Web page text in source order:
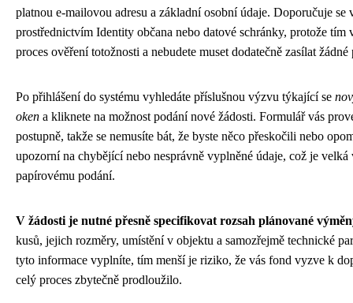
platnou e-mailovou adresu a základní osobní údaje. Doporučuje se
prostřednictvím Identity občana nebo datové schránky, protože tím
proces ověření totožnosti a nebudete muset dodatečně zasílat
Po přihlášení do systému vyhledáte příslušnou výzvu týkající se
oken a kliknete na možnost podání nové žádosti. Formulář vás
postupně, takže se nemusíte bát, že byste něco přeskočili nebo
upozorní na chybějící nebo nesprávně vyplněné údaje, což je
papírovému podání.
V žádosti je nutné přesně specifikovat rozsah plánované
kusů, jejich rozměry, umístění v objektu a samozřejmě technické
tyto informace vyplníte, tím menší je riziko, že vás fond vyzve k
celý proces zbytečně prodloužilo.